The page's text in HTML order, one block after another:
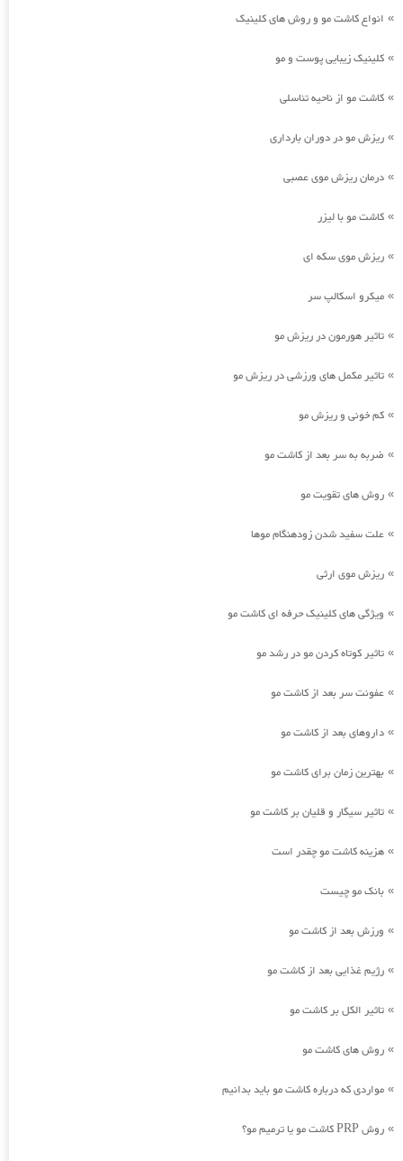
» انواع کاشت مو و روش های کلینیک
» کلینیک زیبایی پوست و مو
» کاشت مو از ناحیه تناسلی
» ریزش مو در دوران بارداری
» درمان ریزش موی عصبی
» کاشت مو با لیزر
» ریزش موی سکه ای
» میکرو اسکالپ سر
» تاثیر هورمون در ریزش مو
» تاثیر مکمل های ورزشی در ریزش مو
» کم خونی و ریزش مو
» ضربه به سر بعد از کاشت مو
» روش های تقویت مو
» علت سفید شدن زودهنگام موها
» ریزش موی ارثی
» ویژگی های کلینیک حرفه ای کاشت مو
» تاثیر کوتاه کردن مو در رشد مو
» عفونت سر بعد از کاشت مو
» داروهای بعد از کاشت مو
» بهترین زمان برای کاشت مو
» تاثیر سیگار و قلیان بر کاشت مو
» هزینه کاشت مو چقدر است
» بانک مو چیست
» ورزش بعد از کاشت مو
» رژیم غذایی بعد از کاشت مو
» تاثیر الکل بر کاشت مو
» روش های کاشت مو
» مواردی که درباره کاشت مو باید بدانیم
» روش PRP کاشت مو یا ترمیم مو؟